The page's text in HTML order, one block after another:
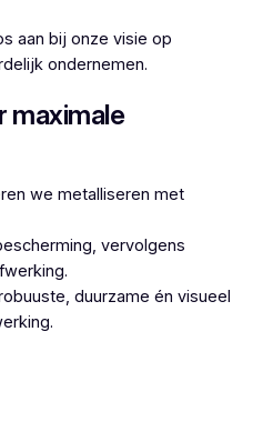
aan bij onze visie op
ondernemen.
maximale
we metalliseren met
vervolgens
duurzame én visueel